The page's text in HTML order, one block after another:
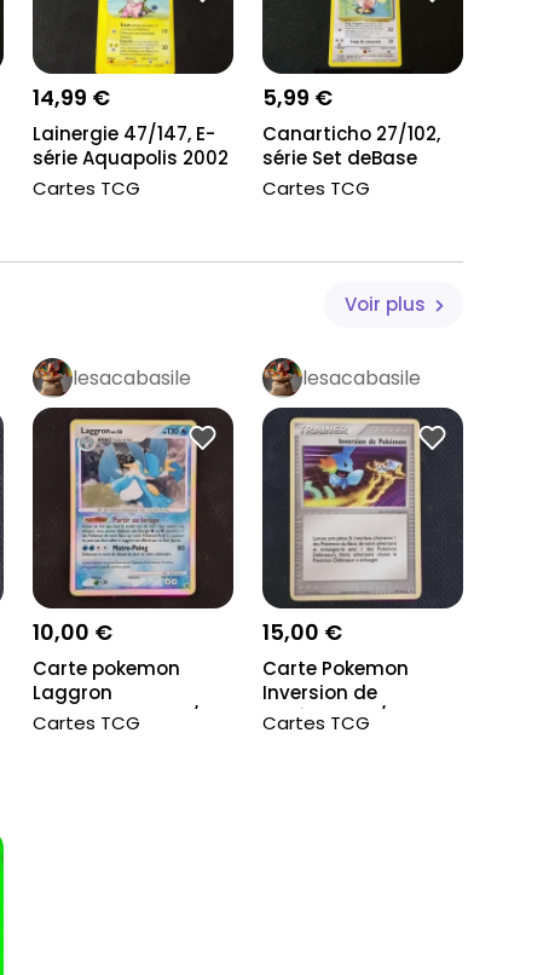
14,99 €
Lainergie 47/147, E-
série Aquapolis 2002
Cartes TCG
5,99 €
Canarticho 27/102,
série Set deBase
Cartes TCG
Voir plus
lesacabasile
10,00 €
Carte pokemon
Laggron
Holographique 9/106
Cartes TCG
lesacabasile
15,00 €
Carte Pokemon
Inversion de
Pokémon 97/112 - Ex
Cartes TCG